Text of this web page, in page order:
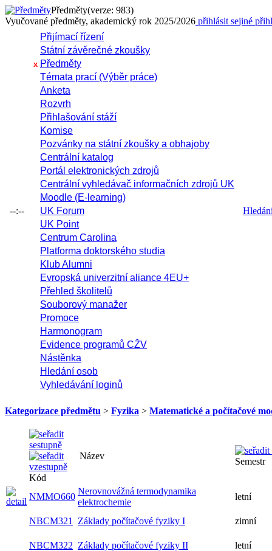
Předměty(verze: 983)
Vyučované předměty, akademický rok 2025/2026 přihlásit sejiné
--:--
Přijímací řízení
Státní závěrečné zkoušky
x Předměty
Témata prací (Výběr práce)
Anketa
Rozvrh
Přihlašování stáží
Komise
Pozvánky na státní zkoušky a obhajoby
Centrální katalog
Portál elektronických zdrojů
Centrální vyhledávač informačních zdrojů UK
Moodle (E-learning)
UK Forum
UK Point
Centrum Carolina
Platforma doktorského studia
Klub Alumni
Evropská univerzitní aliance 4EU+
Přehled školitelů
Souborový manažer
Promoce
Harmonogram
Evidence programů CŽV
Nástěnka
Hledání osob
Vyhledávání loginů
Kategorizace předmětu > Fyzika > Matematické a počítačové
Kód
Název
Semestr
NMMO660
Nerovnovážná termodynamika
elektrochemie
letní
NBCM321 Základy počítačové fyziky I zimní
NBCM322 Základy počítačové fyziky II
letní